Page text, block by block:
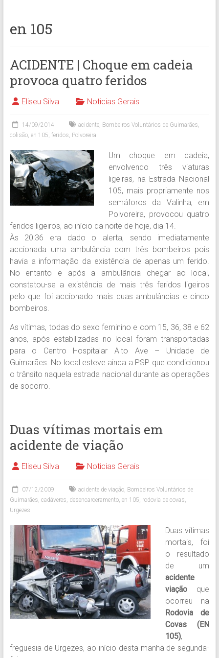
en 105
ACIDENTE | Choque em cadeia
provoca quatro feridos
Eliseu Silva Noticias Gerais
14/09/2014 acidente, Bombeiros Voluntários de Guimarães,
colisão, en 105, feridos, Polvoreira
Um choque em cadeia,
envolvendo três viaturas
ligeiras, na Estrada Nacional
105, mais propriamente nos
semáforos da Valinha, em
Polvoreira, provocou quatro
feridos ligeiros, ao início da noite de hoje, dia 14.
Às 20:36 era dado o alerta, sendo imediatamente
accionada uma ambulância com três bombeiros pois
havia a informação da existência de apenas um ferido.
No entanto e após a ambulância chegar ao local,
constatou-se a existência de mais três feridos ligeiros
pelo que foi accionado mais duas ambulâncias e cinco
bombeiros.
As vítimas, todas do sexo feminino e com 15, 36, 38 e 62
anos, após estabilizadas no local foram transportadas
para o Centro Hospitalar Alto Ave – Unidade de
Guimarães. No local esteve ainda a PSP que condicionou
o trânsito naquela estrada nacional durante as operações
de socorro.
Duas vítimas mortais em
acidente de viação
Eliseu Silva Noticias Gerais
07/12/2009 acidente de viação, Bombeiros Voluntários de
Guimarães, cadáveres, desencarceramento, en 105, rodovia de covas,
Urgezes
Duas vítimas
mortais, foi
o resultado
de um
acidente
viaçãoque
ocorreu na
Rodovia de
Covas (EN
105),
freguesia de Urgezes, ao início desta manhã de segunda-